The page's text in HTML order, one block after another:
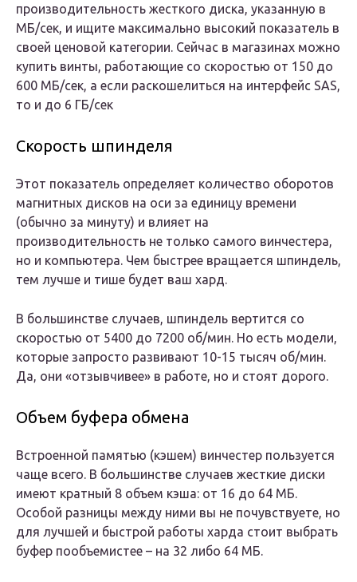
производительность жесткого диска, указанную в
МБ/сек, и ищите максимально высокий показатель в
своей ценовой категории. Сейчас в магазинах можно
купить винты, работающие со скоростью от 150 до
600 МБ/сек, а если раскошелиться на интерфейс SAS,
то и до 6 ГБ/сек
Скорость шпинделя
Этот показатель определяет количество оборотов
магнитных дисков на оси за единицу времени
(обычно за минуту) и влияет на
производительность не только самого винчестера,
но и компьютера. Чем быстрее вращается шпиндель,
тем лучше и тише будет ваш хард.
В большинстве случаев, шпиндель вертится со
скоростью от 5400 до 7200 об/мин. Но есть модели,
которые запросто развивают 10-15 тысяч об/мин.
Да, они «отзывчивее» в работе, но и стоят дорого.
Объем буфера обмена
Встроенной памятью (кэшем) винчестер пользуется
чаще всего. В большинстве случаев жесткие диски
имеют кратный 8 объем кэша: от 16 до 64 МБ.
Особой разницы между ними вы не почувствуете, но
для лучшей и быстрой работы харда стоит выбрать
буфер пообъемистее – на 32 либо 64 МБ.